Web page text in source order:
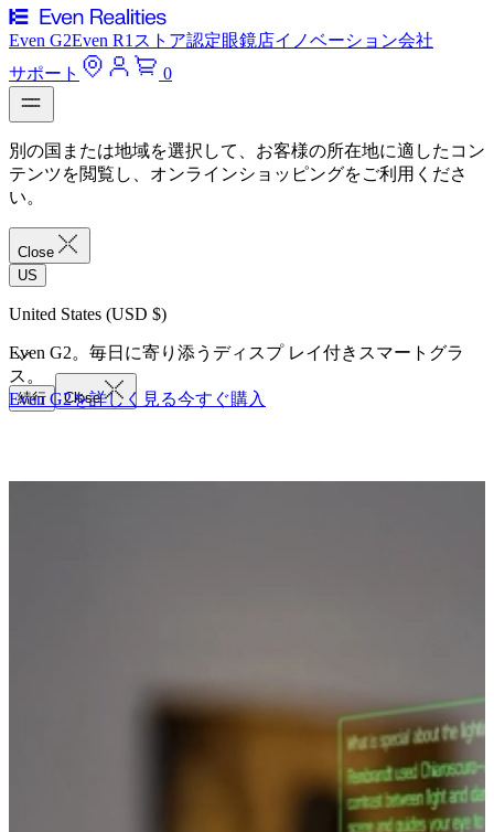
Even G2Even R1 ストア認定眼鏡店イノベーション会社
サポート
0
別の国または地域を選択して、お客様の所在地に適したコン
テンツを閲覧し、オンラインショッピングをご利用くださ
い。
Close
US
United States (USD $)
続行 Close
Even G2。毎日に寄り添うディスプ レイ付きスマートグラ
ス。
Even G2を詳しく見る今すぐ購入